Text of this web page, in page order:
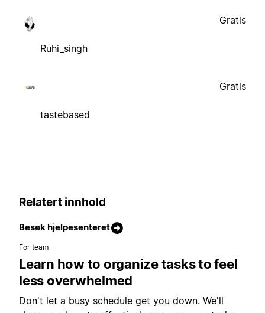
Ruhi_singh
Gratis
tastebased
Gratis
Relatert innhold
Besøk hjelpesenteret
For team
Learn how to organize tasks to feel
less overwhelmed
Don't let a busy schedule get you down. We'll